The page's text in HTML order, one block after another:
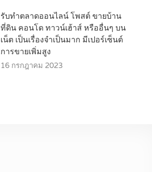
รับทำตลาดออนไลน์ โพสต์ ขายบ้าน
ที่ดิน คอนโด ทาวน์เฮ้าส์ หรืออื่นๆ บน
เน็ต เป็นเรื่องจำเป็นมาก มีเปอร์เซ็นต์
การขายเพิ่มสูง
16 กรกฎาคม 2023